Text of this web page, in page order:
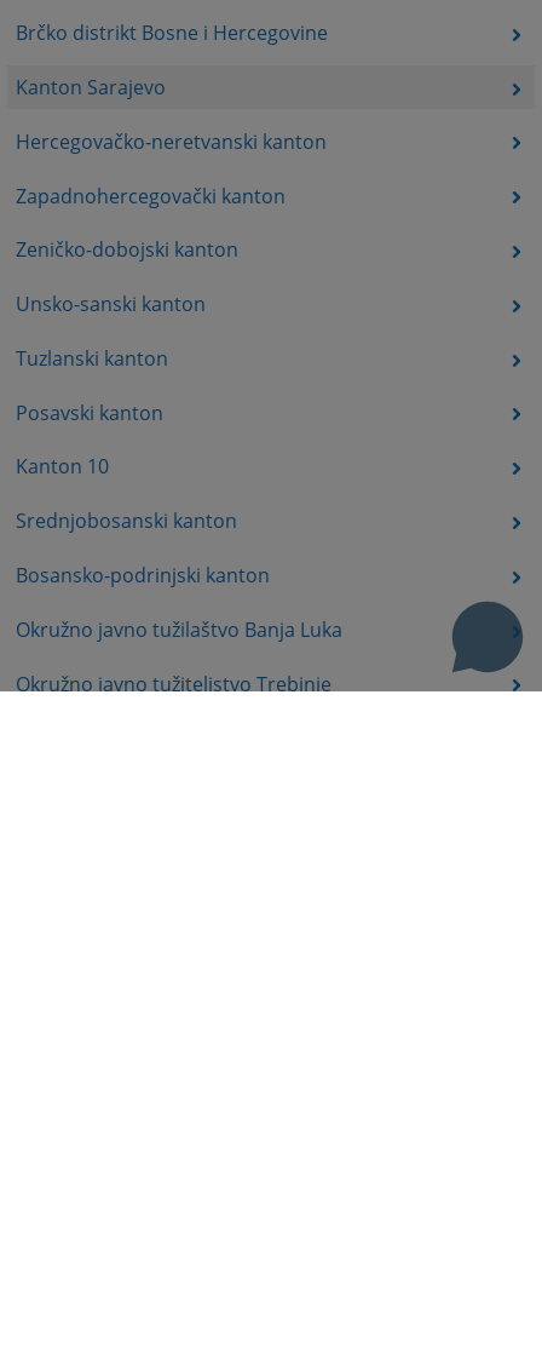
Brčko distrikt Bosne i Hercegovine
Kanton Sarajevo
Hercegovačko-neretvanski kanton
Zapadnohercegovački kanton
Zeničko-dobojski kanton
Unsko-sanski kanton
Tuzlanski kanton
Posavski kanton
Kanton 10
Srednjobosanski kanton
Bosansko-podrinjski kanton
Okružno javno tužilaštvo Banja Luka
Okružno javno tužiteljstvo Trebinje